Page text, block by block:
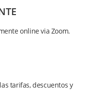
online via Zoom.
tarifas, descuentos y